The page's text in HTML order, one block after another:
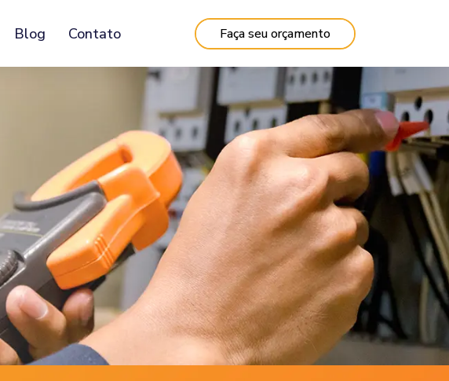
Blog Contato Faça seu orçamento